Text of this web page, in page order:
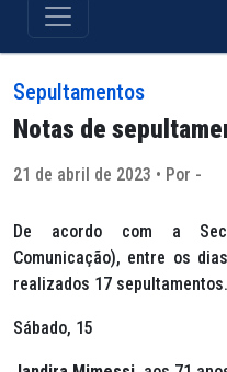
Sepultamentos
Notas de
21 de abril de 2023 • Por -
De acordo com a
Comunicação), entre os
realizados 17
Sábado, 15